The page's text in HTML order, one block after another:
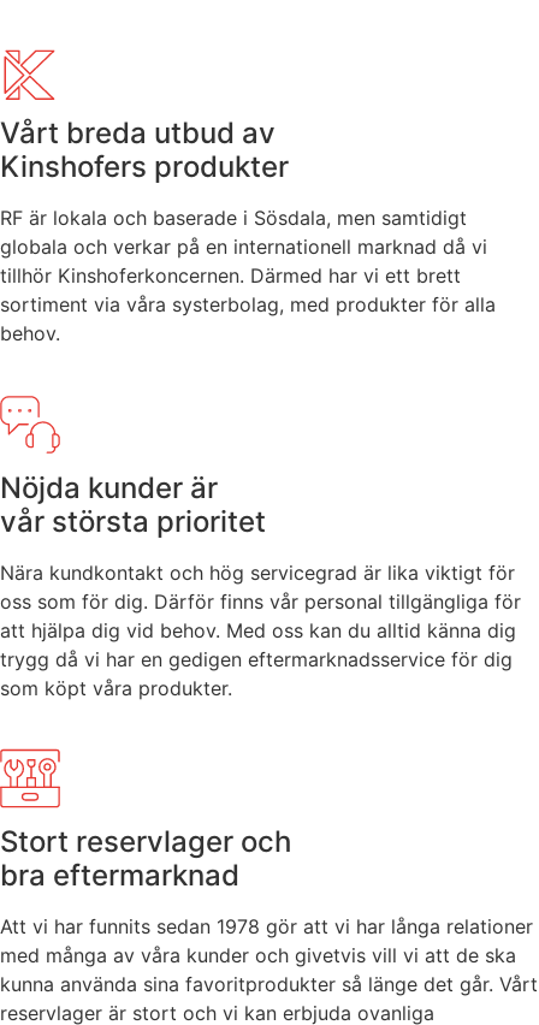
Vårt breda utbud av
Kinshofers produkter
RF är lokala och baserade i Sösdala, men samtidigt
globala och verkar på en internationell marknad då vi
tillhör Kinshoferkoncernen. Därmed har vi ett brett
sortiment via våra systerbolag, med produkter för alla
behov.
Nöjda kunder är
vår största prioritet
Nära kundkontakt och hög servicegrad är lika viktigt för
oss som för dig. Därför finns vår personal tillgängliga för
att hjälpa dig vid behov. Med oss kan du alltid känna dig
trygg då vi har en gedigen eftermarknadsservice för dig
som köpt våra produkter.
Stort reservlager och
bra eftermarknad
Att vi har funnits sedan 1978 gör att vi har långa relationer
med många av våra kunder och givetvis vill vi att de ska
kunna använda sina favoritprodukter så länge det går. Vårt
reservlager är stort och vi kan erbjuda ovanliga